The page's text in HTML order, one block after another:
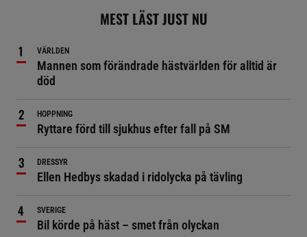
MEST LÄST JUST NU
VÄRLDEN
Mannen som förändrade hästvärlden för alltid är
död
HOPPNING
Ryttare förd till sjukhus efter fall på SM
DRESSYR
Ellen Hedbys skadad i ridolycka på tävling
SVERIGE
Bil körde på häst – smet från olyckan